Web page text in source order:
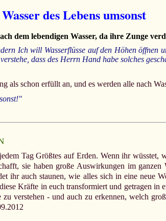
Wasser des Lebens umsonst
dem lebendigen Wasser, da ihre Zunge
Ich will Wasserflüsse auf den Höhen öffnen
dass des Herrn Hand habe solches
schon erfüllt an, und es werden alle nach
Tag Größtes auf Erden. Wenn ihr
sie haben große Auswirkungen im
ihr auch staunen, wie alles sich in eine neue
Kräfte in euch transformiert und getragen
verstehen - und auch zu erkennen, welch